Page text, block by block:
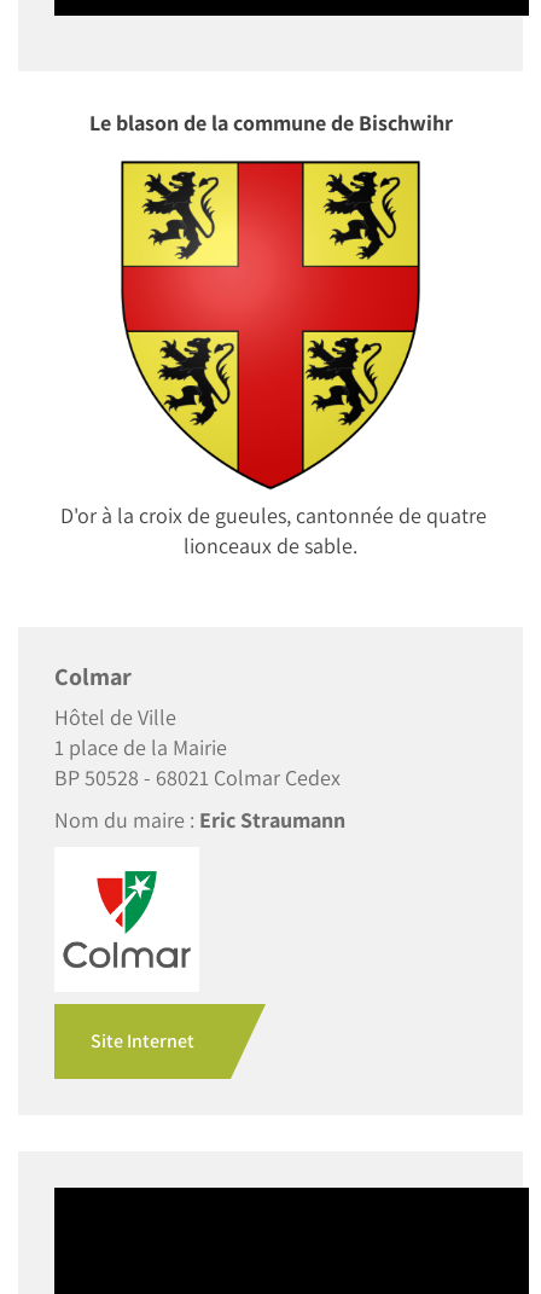
Le blason de la commune de Bischwihr
D'or à la croix de gueules, cantonnée de quatre
lionceaux de sable.
Colmar
Hôtel de Ville
1 place de la Mairie
BP 50528 - 68021 Colmar Cedex
Nom du maire : Eric Straumann
Site Internet